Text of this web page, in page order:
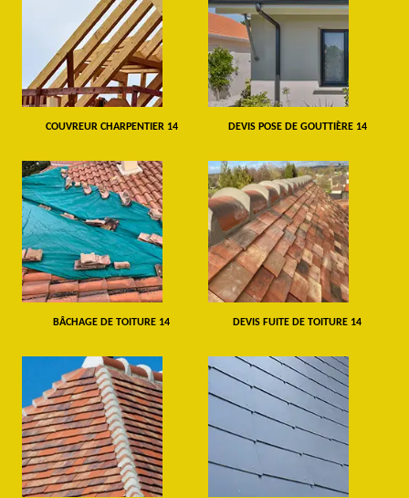
COUVREUR CHARPENTIER 14 DEVIS POSE DE GOUTTIÈRE 14
BÂCHAGE DE TOITURE 14 DEVIS FUITE DE TOITURE 14